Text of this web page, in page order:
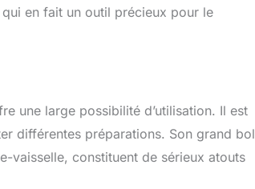
vont au lave-vaisselle pour Nettoyage
l'installation ou à la désinstallation
sur le fond assureront la
en fait un outil précieux pour le
une large possibilité d’utilisation. Il est
différentes préparations. Son grand bol
vaisselle, constituent de sérieux atouts